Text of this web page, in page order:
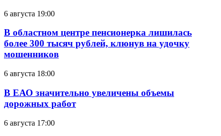
6 августа 19:00
В областном центре пенсионерка лишилась
более 300 тысяч рублей, клюнув на удочку
мошенников
6 августа 18:00
В ЕАО значительно увеличены объемы
дорожных работ
6 августа 17:00